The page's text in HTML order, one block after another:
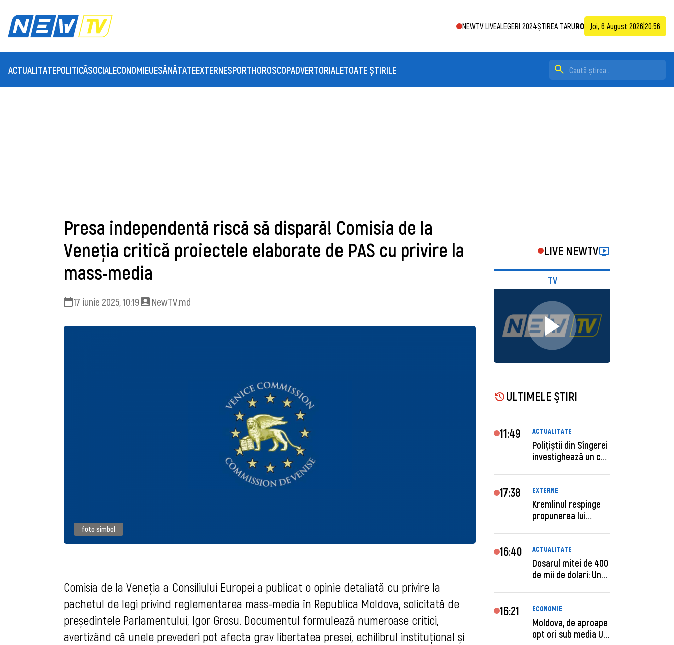
NEWTV LIVEALEGERI 2024ȘTIREA TARURO Joi, 6 August 2026 20:56
ACTUALITATEPOLITICĂSOCIAL ECONOMIEUESĂNĂTATEEXTERNESPORTHOROSCOPADVERTORIALETOATE ȘTIRILE
Presa independentă riscă să dispară! Comisia de la
Veneția critică proiectele elaborate de PAS cu privire la
mass-media
17 iunie 2025, 10:19 NewTV.md
foto simbol
Comisia de la Veneția a Consiliului Europei a publicat o opinie detaliată cu privire la
pachetul de legi privind reglementarea mass-media în Republica Moldova, solicitată de
președintele Parlamentului, Igor Grosu. Documentul formulează numeroase critici,
avertizând că unele prevederi pot afecta grav libertatea presei, echilibrul instituțional și
LIVE NEWTV
TV
ULTIMELE ŞTIRI
11:49 ACTUALITATE
Polițiștii din Sîngerei
investighează un caz
17:38 EXTERNE
Kremlinul respinge
propunerea lui
16:40 ACTUALITATE
Dosarul mitei de 400
de mii de dolari: Un
16:21 ECONOMIE
Moldova, de aproape
opt ori sub media UE